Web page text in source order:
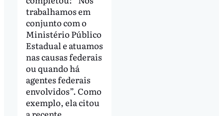
trabalhamos em
conjunto com o
Ministério Público
Estadual e atuamos
nas causas federais
ou quando há
agentes federais
envolvidos”. Como
exemplo, ela citou